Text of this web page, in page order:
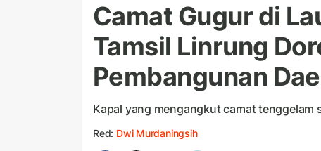
Camat Gugur di
Tamsil Linrung
Pembangunan
Kapal yang mengangkut camat tenggelam
Red: Dwi Murdaningsih